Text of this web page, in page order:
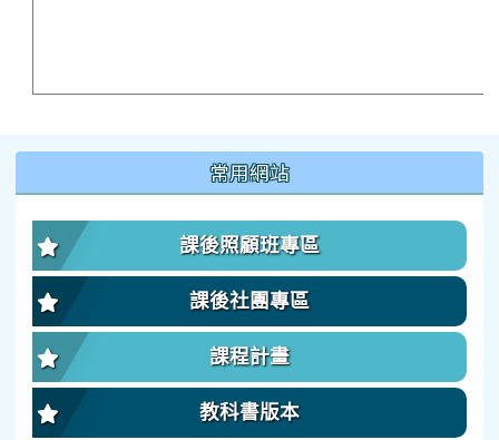
::: 常用網站
課後照顧班專區
課後社團專區
課程計畫
教科書版本